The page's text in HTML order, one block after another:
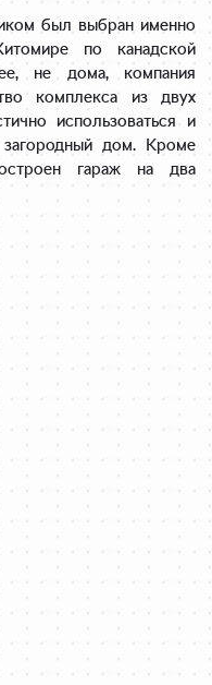
был выбран именно
по канадской
не дома, компания
комплекса из двух
использоваться и
дом. Кроме
гараж на два